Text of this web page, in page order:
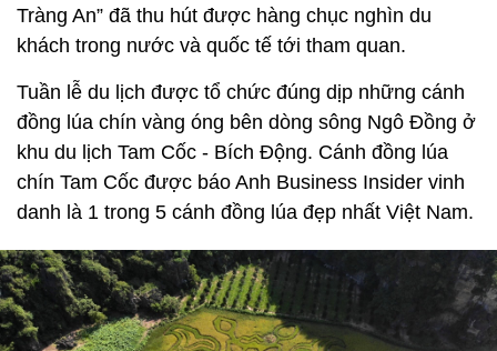
Tràng An” đã thu hút được hàng chục nghìn du
khách trong nước và quốc tế tới tham quan.
Tuần lễ du lịch được tổ chức đúng dịp những cánh
đồng lúa chín vàng óng bên dòng sông Ngô Đồng ở
khu du lịch Tam Cốc - Bích Động. Cánh đồng lúa
chín Tam Cốc được báo Anh Business Insider vinh
danh là 1 trong 5 cánh đồng lúa đẹp nhất Việt Nam.